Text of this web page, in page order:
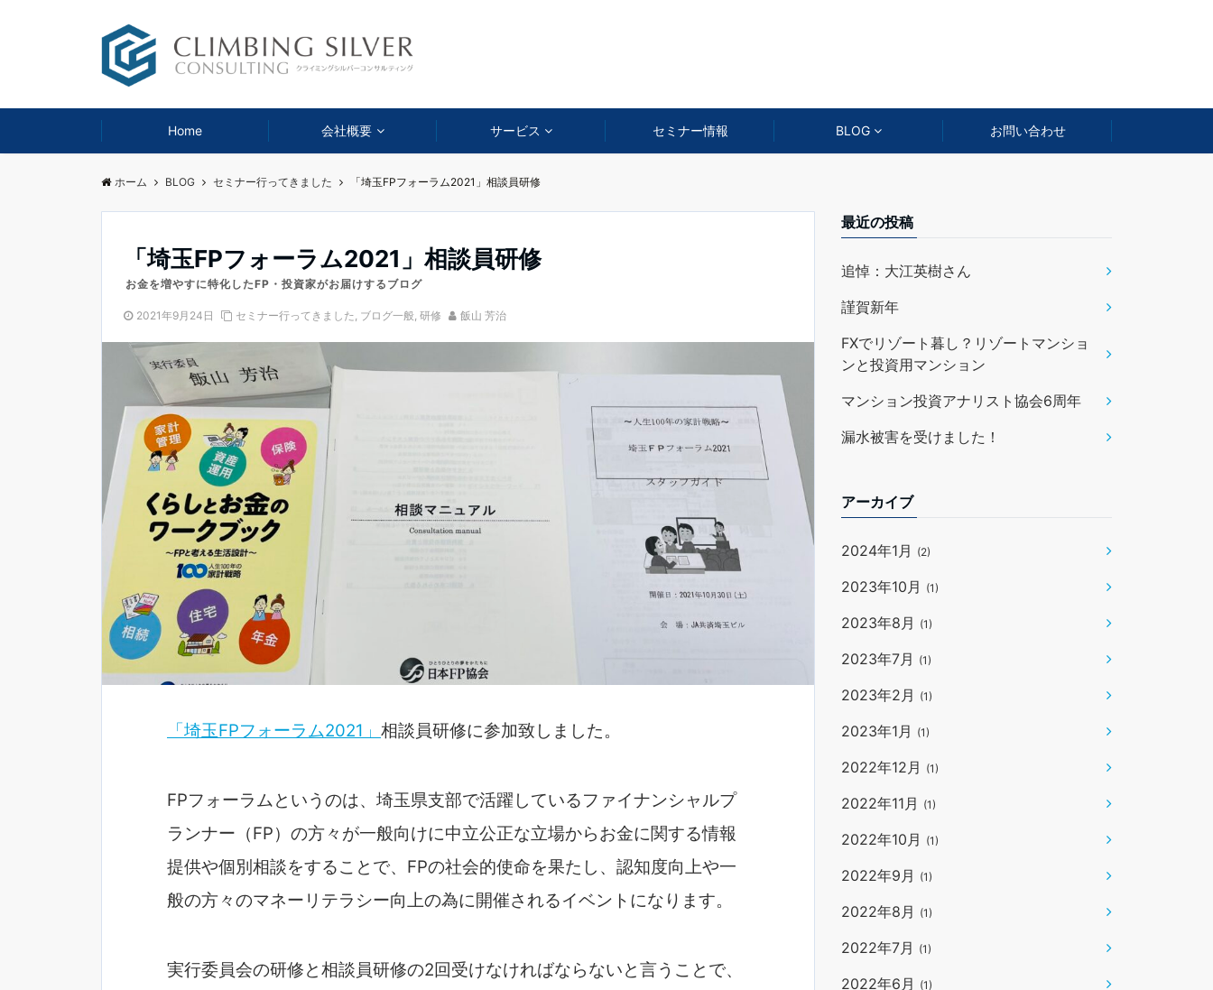
Home 会社概要 サービス セミナー情報 BLOG お問い合わせ
ホーム BLOG セミナー行ってきました 「埼玉FPフォーラム2021」相談員研修
「埼玉FPフォーラム2021」相談員研修
お金を増やすに特化したFP・投資家がお届けするブログ
2021年9月24日 セミナー行ってきました, ブログ一般, 研修 飯山 芳治
「埼玉FPフォーラム2021」 相談員研修に参加致しました。
FPフォーラムというのは、埼玉県支部で活躍しているファイナンシャルプ
ランナー（FP）の方々が一般向けに中立公正な立場からお金に関する情報
提供や個別相談をすることで、FPの社会的使命を果たし、認知度向上や一
般の方々のマネーリテラシー向上の為に開催されるイベントになります。
実行委員会の研修と相談員研修の2回受けなければならないと言うことで、
最近の投稿
追悼：大江英樹さん
謹賀新年
FXでリゾート暮し？リゾートマンショ
ンと投資用マンション
マンション投資アナリスト協会6周年
漏水被害を受けました！
アーカイブ
2024年1月 (2)
2023年10月 (1)
2023年8月 (1)
2023年7月 (1)
2023年2月 (1)
2023年1月 (1)
2022年12月 (1)
2022年11月 (1)
2022年10月 (1)
2022年9月 (1)
2022年8月 (1)
2022年7月 (1)
2022年6月 (1)